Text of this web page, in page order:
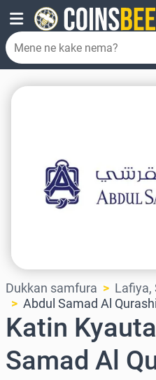
Dukkan samfura
Lafiya,
Abdul Samad Al Qurashi
Katin
Samad Al